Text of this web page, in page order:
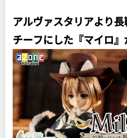
アルヴァスタリアより
チーフにした『マイロ』